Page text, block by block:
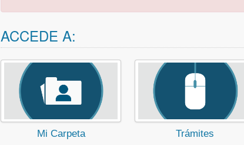
ACCEDE A:
Mi Carpeta Trámites